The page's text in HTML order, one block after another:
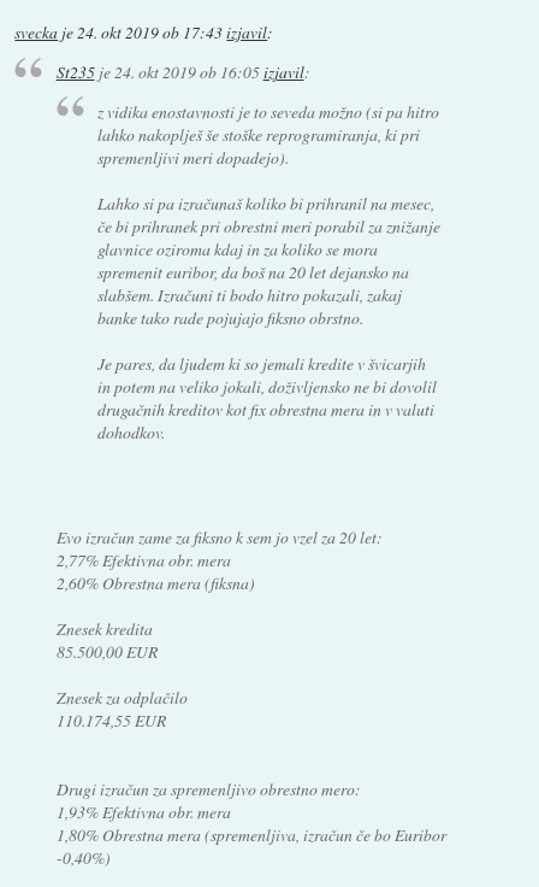
svecka je24. okt 2019 ob 17:43izjavil:
St235je24. okt 2019 ob 16:05izjavil:
z vidika enostavnosti je to seveda možno (si pa hitro
lahko nakoplješ še stoške reprogramiranja, ki pri
spremenljivi meri dopadejo).
Lahko si pa izračunaš koliko bi prihranil na mesec,
če bi prihranek pri obrestni meri porabil za znižanje
glavnice oziroma kdaj in za koliko se mora
spremenit euribor, da boš na 20 let dejansko na
slabšem. Izračuni ti bodo hitro pokazali, zakaj
banke tako rade pojujajo fiksno obrstno.
Je pares, da ljudem ki so jemali kredite v švicarjih
in potem na veliko jokali, doživljensko ne bi dovolil
drugačnih kreditov kot fix obrestna mera in v valuti
dohodkov.
Evo izračun zame za fiksno k sem jo vzel za 20 let:
2,77% Efektivna obr. mera
2,60% Obrestna mera (fiksna)
Znesek kredita
85.500,00 EUR
Znesek za odplačilo
110.174,55 EUR
Drugi izračun za spremenljivo obrestno mero:
1,93% Efektivna obr. mera
1,80% Obrestna mera (spremenljiva, izračun če bo Euribor
-0,40%)